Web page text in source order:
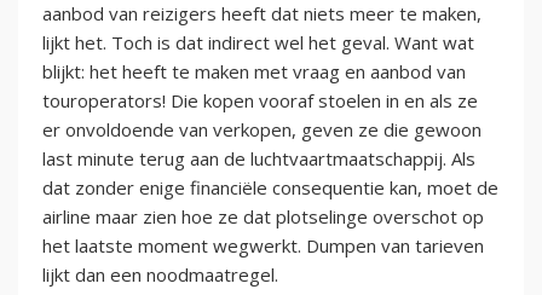
aanbod van reizigers heeft dat niets meer te maken,
lijkt het. Toch is dat indirect wel het geval. Want wat
blijkt: het heeft te maken met vraag en aanbod van
touroperators! Die kopen vooraf stoelen in en als ze
er onvoldoende van verkopen, geven ze die gewoon
last minute terug aan de luchtvaartmaatschappij. Als
dat zonder enige financiële consequentie kan, moet de
airline maar zien hoe ze dat plotselinge overschot op
het laatste moment wegwerkt. Dumpen van tarieven
lijkt dan een noodmaatregel.